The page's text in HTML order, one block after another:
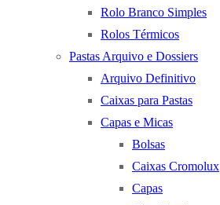
Rolo Branco Simples
Rolos Térmicos
Pastas Arquivo e Dossiers
Arquivo Definitivo
Caixas para Pastas
Capas e Micas
Bolsas
Caixas Cromolux
Capas